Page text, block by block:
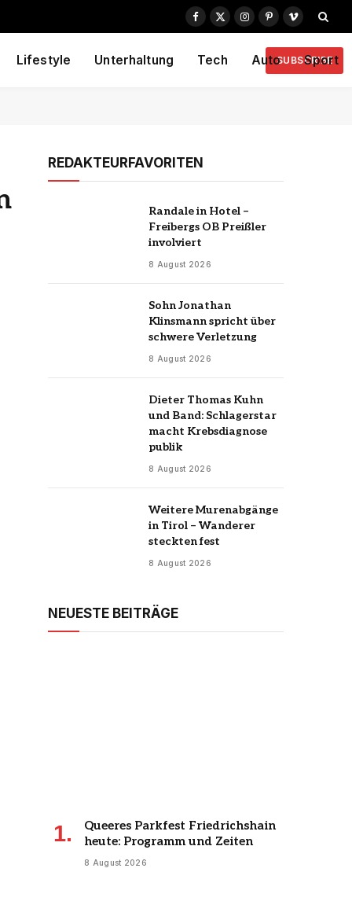
Facebook
X
Instagram
PinterestVimeo
Lifestyle Unterhaltung Tech Auto Sport
SUBSCRIBE
REDAKTEURFAVORITEN
Randale in Hotel –
Freibergs OB Preißler
involviert
8 August 2026
Sohn Jonathan
Klinsmann spricht über
schwere Verletzung
8 August 2026
Dieter Thomas Kuhn
und Band: Schlagerstar
macht Krebsdiagnose
publik
8 August 2026
Weitere Murenabgänge
in Tirol – Wanderer
steckten fest
8 August 2026
NEUESTE BEITRÄGE
Queeres Parkfest Friedrichshain
heute: Programm und Zeiten
8 August 2026